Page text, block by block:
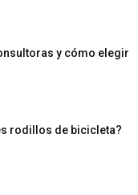
y cómo elegir
rodillos de bicicleta?